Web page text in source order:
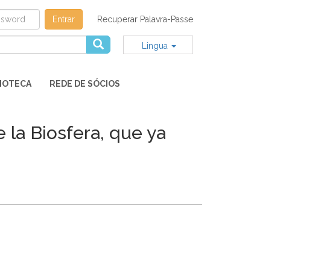
Entrar Recuperar Palavra-Passe
Lingua
REDE DE SÓCIOS
la Biosfera, que ya